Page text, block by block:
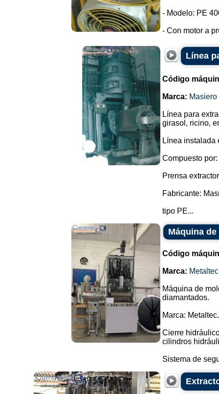
- Modelo: PE
- Con motor a
Línea
Código
Marca: Masiero
Línea para
girasol, ricino,
Línea instalada
Compuesto por:
Prensa
Fabricante:
tipo PE...
Máquina
Código
Marca: Metaltec
Máquina de
diamantados.
Marca: Metaltec.
Cierre
cilindros
Sistema de